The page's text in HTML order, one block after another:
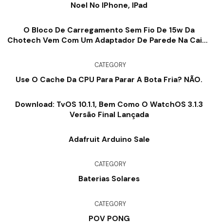
Noel No IPhone, IPad
O Bloco De Carregamento Sem Fio De 15w Da
Chotech Vem Com Um Adaptador De Parede Na Caixa
CATEGORY
Use O Cache Da CPU Para Parar A Bota Fria? NÃO.
Download: TvOS 10.1.1, Bem Como O WatchOS 3.1.3
Versão Final Lançada
Adafruit Arduino Sale
CATEGORY
Baterias Solares
CATEGORY
POV PONG